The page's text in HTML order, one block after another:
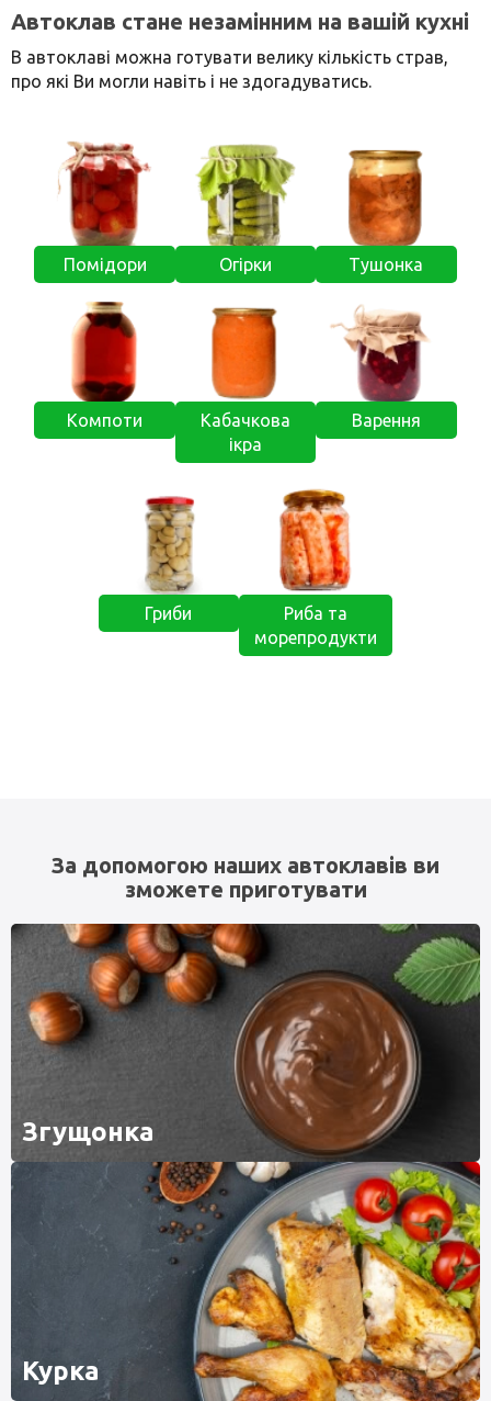
Автоклав стане незамінним на вашій кухні
В автоклаві можна готувати велику кількість страв,
про які Ви могли навіть і не здогадуватись.
Помідори Огірки Тушонка
Компоти
Кабачкова
ікра
Варення
Гриби
Риба та
морепродукти
За допомогою наших автоклавів ви
зможете приготувати
Згущонка
Курка